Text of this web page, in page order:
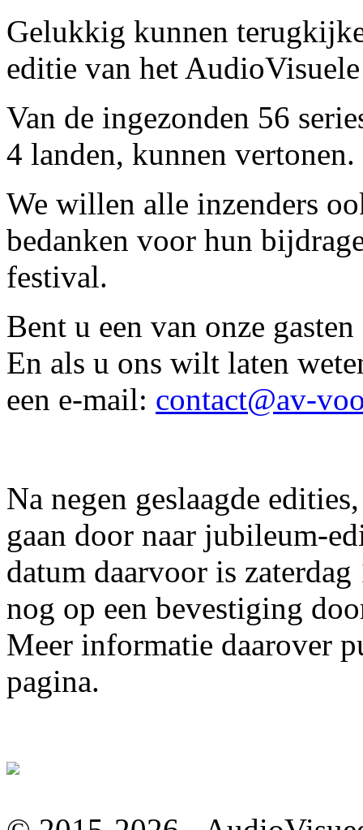
Gelukkig kunnen
editie van het
Van de ingezonden 56
4 landen, kunnen vertonen.
We willen alle inzenders
bedanken voor hun
festival.
Bent u een van onze
En als u ons wilt laten
een e-mail: contact@av-
Na negen geslaagde
gaan door naar jubileum-
datum daarvoor is
nog op een bevestiging
Meer informatie daarover
pagina.